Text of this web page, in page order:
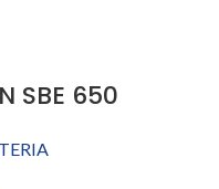
SBE 650